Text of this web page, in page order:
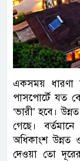
একসময় ধারণা
পাসপোর্টে যত
‘ভারী’ হবে।
গেছে।
অধিকাংশ উন্নত
দেওয়া তো